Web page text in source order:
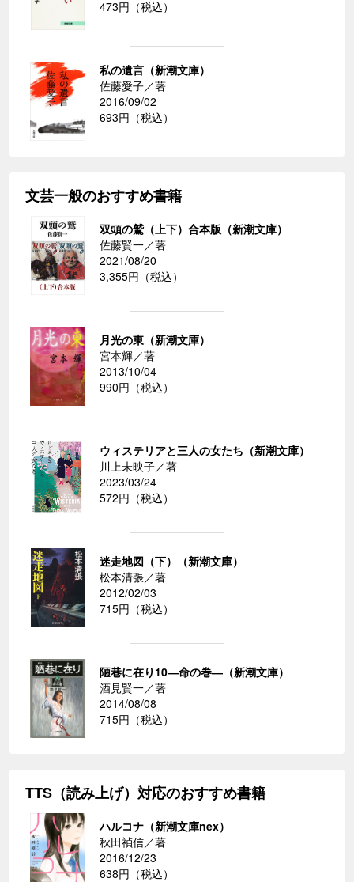
473円（税込）
私の遺言（新潮文庫）
佐藤愛子／著
2016/09/02
693円（税込）
文芸一般のおすすめ書籍
双頭の鷲（上下）合本版（新潮文庫）
佐藤賢一／著
2021/08/20
3,355円（税込）
月光の東（新潮文庫）
宮本輝／著
2013/10/04
990円（税込）
ウィステリアと三人の女たち（新潮文庫）
川上未映子／著
2023/03/24
572円（税込）
迷走地図（下）（新潮文庫）
松本清張／著
2012/02/03
715円（税込）
陋巷に在り10―命の巻―（新潮文庫）
酒見賢一／著
2014/08/08
715円（税込）
TTS（読み上げ）対応のおすすめ書籍
ハルコナ（新潮文庫nex）
秋田禎信／著
2016/12/23
638円（税込）